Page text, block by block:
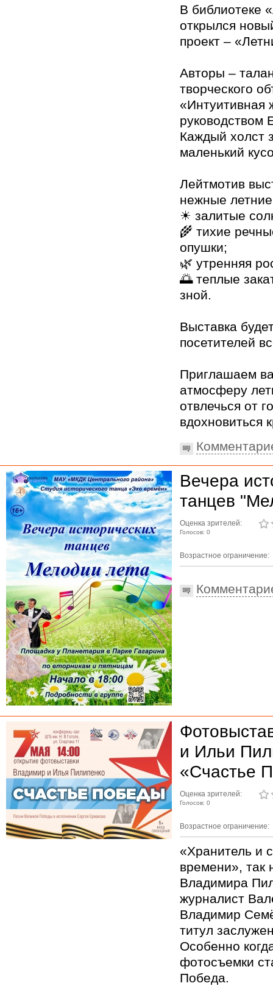
В библиотеке
открылся
проект –
Авторы –
творческого
«Интуитивная
руководством
Каждый холст
маленький
Лейтмотив
нежные
☀ залитые
🌾 тихие
опушки;
🌿 утренняя
🌅 теплые
зной.
Выставка
посетителей
Приглашаем
атмосферу
отвлечься от
вдохновиться
Вечера
танцев
Оценка зрителей:
Голосов: 0
Возрастное ограничение:
и Ильи
«Счастье
Оценка зрителей:
Голосов: 0
Возрастное ограничение:
«Хранитель и
времени», так
Владимира
журналист
Владимир
титул
Особенно
фотосъемки
Победа.